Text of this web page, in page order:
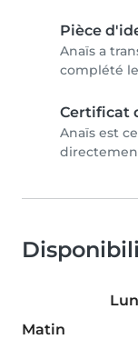
Pièce
Anaïs a
complété
Certificat
Anaïs est
Lun
Matin